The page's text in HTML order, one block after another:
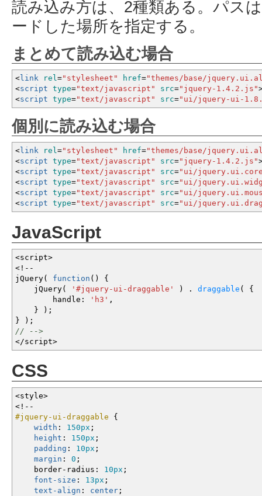
読み込み方は、2種類ある。パス
ードした場所を指定する。
まとめて読み込む場合
<link rel="stylesheet" href="themes/base/
<script type="text/javascript" src="jquery-1.4.2.js"
<script type="text/javascript" src="ui/jquery-ui-
個別に読み込む場合
<link rel="stylesheet" href="themes/base/
<script type="text/javascript" src="jquery-1.4.2.js"
<script type="text/javascript" src="ui/
<script type="text/javascript" src="ui/
<script type="text/javascript" src="ui/
<script type="text/javascript" src="ui/
JavaScript
<script>
<!--
jQuery( function ( )
{
jQuery( '#jquery-ui-draggable' ) . draggable (
{
handle : 'h3' ,
}
) ;
}
) ;
// -->
</script>
CSS
<style>
<!--
#jquery-ui-draggable
{
width : 150px ;
height : 150px ;
padding : 10px ;
margin : 0 ;
border-radius : 10px ;
font-size : 13px ;
text-align : center ;